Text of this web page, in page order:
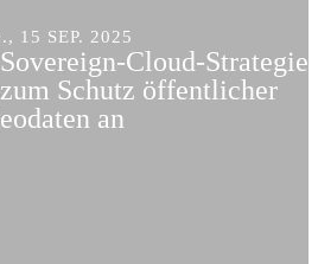
15 SEP. 2025
Cloud-Strategie
Schutz öffentlicher
an